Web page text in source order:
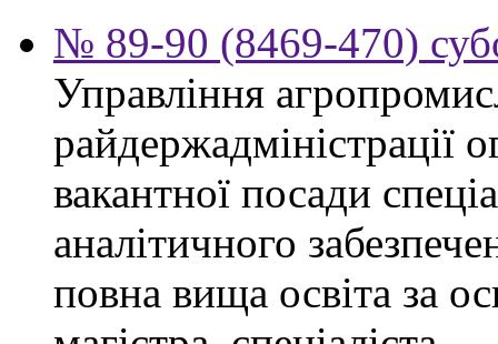
№ 89-90 (8469-470)
Управління
райдержадміністрації
вакантної посади
аналітичного
повна вища освіта за